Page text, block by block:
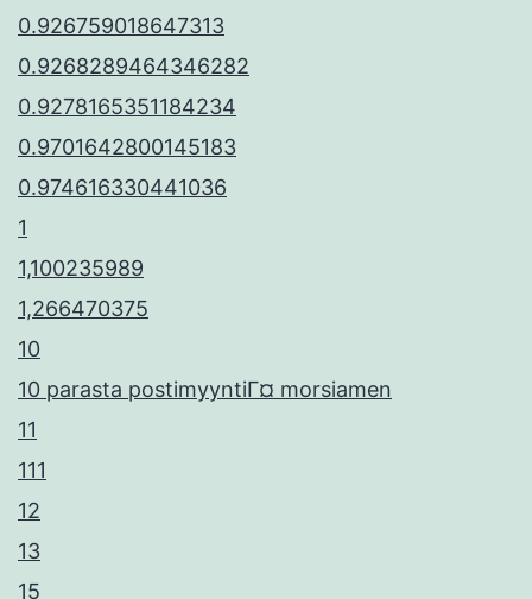
0.926759018647313
0.9268289464346282
0.9278165351184234
0.9701642800145183
0.974616330441036
1
1,100235989
1,266470375
10
10 parasta postimyyntiГ¤ morsiamen
11
111
12
13
15